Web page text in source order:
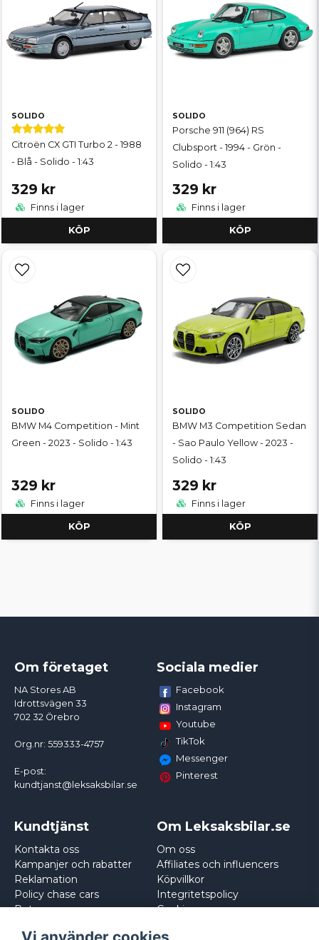
SOLIDO
Citroën CX GTI Turbo 2 - 1988
- Blå - Solido - 1:43
329 kr
Finns i lager
KÖP
SOLIDO
Porsche 911 (964) RS
Clubsport - 1994 - Grön -
Solido - 1:43
329 kr
Finns i lager
KÖP
SOLIDO
BMW M4 Competition - Mint
Green - 2023 - Solido - 1:43
329 kr
Finns i lager
KÖP
SOLIDO
BMW M3 Competition Sedan
- Sao Paulo Yellow - 2023 -
Solido - 1:43
329 kr
Finns i lager
KÖP
Om företaget
NA Stores AB
Idrottsvägen 33
702 32 Örebro
Org.nr: 559333-4757
E-post:
kundtjanst@leksaksbilar.se
Sociala medier
Facebook
Instagram
Youtube
TikTok
Messenger
Pinterest
Kundtjänst
Kontakta oss
Kampanjer och rabatter
Reklamation
Policy chase cars
Returnera
Om Leksaksbilar.se
Om oss
Affiliates och influencers
Köpvillkor
Integritetspolicy
Cookies